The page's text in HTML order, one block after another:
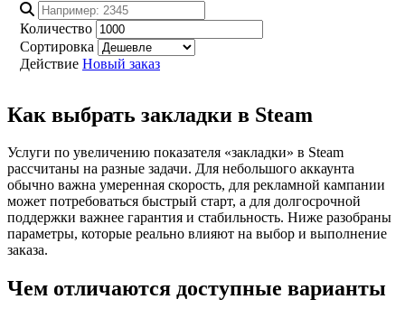
Количество
Сортировка
Действие Новый заказ
Как выбрать закладки в Steam
Услуги по увеличению показателя «закладки» в Steam
рассчитаны на разные задачи. Для небольшого аккаунта
обычно важна умеренная скорость, для рекламной кампании
может потребоваться быстрый старт, а для долгосрочной
поддержки важнее гарантия и стабильность. Ниже разобраны
параметры, которые реально влияют на выбор и выполнение
заказа.
Чем отличаются доступные варианты